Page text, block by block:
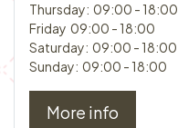
Thursday: 09:00 - 18:00
Friday 09:00 - 18:00
Saturday: 09:00 - 18:00
Sunday: 09:00 - 18:00
More info